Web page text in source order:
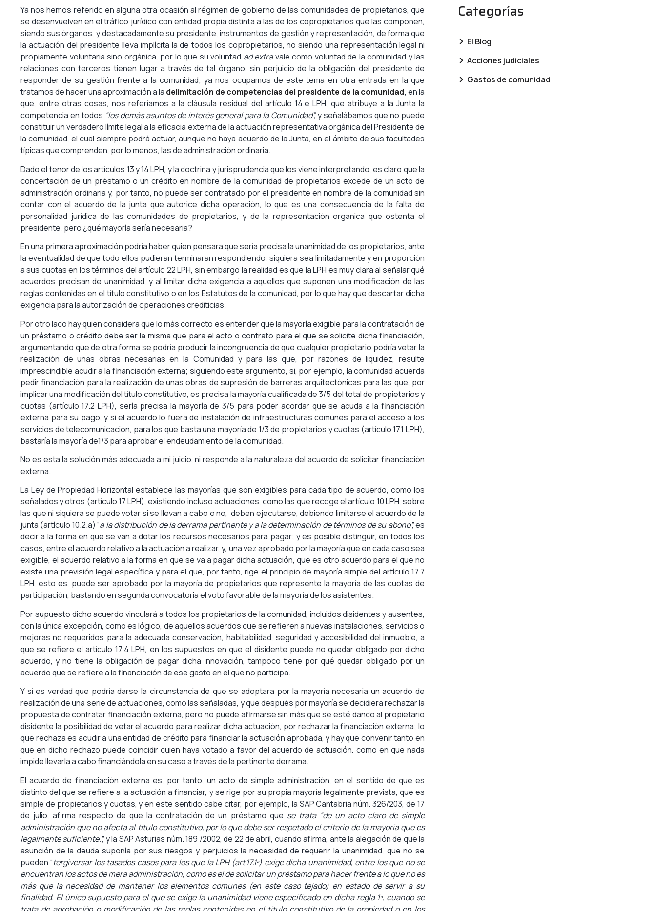
Ya nos hemos referido en alguna otra ocasión al régimen de gobierno de las comunidades de propietarios, que
se desenvuelven en el tráfico jurídico con entidad propia distinta a las de los copropietarios que las componen,
siendo sus órganos, y destacadamente su presidente, instrumentos de gestión y representación, de forma que
la actuación del presidente lleva implícita la de todos los copropietarios, no siendo una representación legal ni
propiamente voluntaria sino orgánica, por lo que su voluntad ad extravale como voluntad de la comunidad y las
relaciones con terceros tienen lugar a través de tal órgano, sin perjuicio de la obligación del presidente de
responder de su gestión frente a la comunidad; ya nos ocupamos de este tema en otra entrada en la que
tratamos de hacer una aproximación a la delimitación de competencias del presidente de la comunidad, en la
que, entre otras cosas, nos referíamos a la cláusula residual del artículo 14.e LPH, que atribuye a la Junta la
competencia en todos “los demás asuntos de interés general para la Comunidad”,y señalábamos que no puede
constituir un verdadero límite legal a la eficacia externa de la actuación representativa orgánica del Presidente de
la comunidad, el cual siempre podrá actuar, aunque no haya acuerdo de la Junta, en el ámbito de sus facultades
típicas que comprenden, por lo menos, las de administración ordinaria.
Dado el tenor de los artículos 13 y 14 LPH, y la doctrina y jurisprudencia que los viene interpretando, es claro que la
concertación de un préstamo o un crédito en nombre de la comunidad de propietarios excede de un acto de
administración ordinaria y, por tanto, no puede ser contratado por el presidente en nombre de la comunidad sin
contar con el acuerdo de la junta que autorice dicha operación, lo que es una consecuencia de la falta de
personalidad jurídica de las comunidades de propietarios, y de la representación orgánica que ostenta el
presidente, pero ¿qué mayoría sería necesaria?
En una primera aproximación podría haber quien pensara que sería precisa la unanimidad de los propietarios, ante
la eventualidad de que todo ellos pudieran terminaran respondiendo, siquiera sea limitadamente y en proporción
a sus cuotas en los términos del artículo 22 LPH, sin embargo la realidad es que la LPH es muy clara al señalar qué
acuerdos precisan de unanimidad, y al limitar dicha exigencia a aquellos que suponen una modificación de las
reglas contenidas en el título constitutivo o en los Estatutos de la comunidad, por lo que hay que descartar dicha
exigencia para la autorización de operaciones crediticias.
Por otro lado hay quien considera que lo más correcto es entender que la mayoría exigible para la contratación de
un préstamo o crédito debe ser la misma que para el acto o contrato para el que se solicite dicha financiación,
argumentando que de otra forma se podría producir la incongruencia de que cualquier propietario podría vetar la
realización de unas obras necesarias en la Comunidad y para las que, por razones de liquidez, resulte
imprescindible acudir a la financiación externa; siguiendo este argumento, si, por ejemplo, la comunidad acuerda
pedir financiación para la realización de unas obras de supresión de barreras arquitectónicas para las que, por
implicar una modificación del título constitutivo, es precisa la mayoría cualificada de 3/5 del total de propietarios y
cuotas (artículo 17.2 LPH), sería precisa la mayoría de 3/5 para poder acordar que se acuda a la financiación
externa para su pago, y si el acuerdo lo fuera de instalación de infraestructuras comunes para el acceso a los
servicios de telecomunicación, para los que basta una mayoría de 1/3 de propietarios y cuotas (artículo 17.1 LPH),
bastaría la mayoría de1/3 para aprobar el endeudamiento de la comunidad.
No es esta la solución más adecuada a mi juicio, ni responde a la naturaleza del acuerdo de solicitar financiación
externa.
La Ley de Propiedad Horizontal establece las mayorías que son exigibles para cada tipo de acuerdo, como los
señalados y otros (artículo 17 LPH), existiendo incluso actuaciones, como las que recoge el artículo 10 LPH, sobre
las que ni siquiera se puede votar si se llevan a cabo o no, deben ejecutarse, debiendo limitarse el acuerdo de la
junta (artículo 10.2.a) “a la distribución de la derrama pertinente y a la determinación de términos de su abono”,es
decir a la forma en que se van a dotar los recursos necesarios para pagar; y es posible distinguir, en todos los
casos, entre el acuerdo relativo a la actuación a realizar, y, una vez aprobado por la mayoría que en cada caso sea
exigible, el acuerdo relativo a la forma en que se va a pagar dicha actuación, que es otro acuerdo para el que no
existe una previsión legal específica y para el que, por tanto, rige el principio de mayoría simple del artículo 17.7
LPH, esto es, puede ser aprobado por la mayoría de propietarios que represente la mayoría de las cuotas de
participación, bastando en segunda convocatoria el voto favorable de la mayoría de los asistentes.
Por supuesto dicho acuerdo vinculará a todos los propietarios de la comunidad, incluidos disidentes y ausentes,
con la única excepción, como es lógico, de aquellos acuerdos que se refieren a nuevas instalaciones, servicios o
mejoras no requeridos para la adecuada conservación, habitabilidad, seguridad y accesibilidad del inmueble, a
que se refiere el artículo 17.4 LPH, en los supuestos en que el disidente puede no quedar obligado por dicho
acuerdo, y no tiene la obligación de pagar dicha innovación, tampoco tiene por qué quedar obligado por un
acuerdo que se refiere a la financiación de ese gasto en el que no participa.
Y sí es verdad que podría darse la circunstancia de que se adoptara por la mayoría necesaria un acuerdo de
realización de una serie de actuaciones, como las señaladas, y que después por mayoría se decidiera rechazar la
propuesta de contratar financiación externa, pero no puede afirmarse sin más que se esté dando al propietario
disidente la posibilidad de vetar el acuerdo para realizar dicha actuación, por rechazar la financiación externa; lo
que rechaza es acudir a una entidad de crédito para financiar la actuación aprobada, y hay que convenir tanto en
que en dicho rechazo puede coincidir quien haya votado a favor del acuerdo de actuación, como en que nada
impide llevarla a cabo financiándola en su caso a través de la pertinente derrama.
El acuerdo de financiación externa es, por tanto, un acto de simple administración, en el sentido de que es
distinto del que se refiere a la actuación a financiar, y se rige por su propia mayoría legalmente prevista, que es
simple de propietarios y cuotas, y en este sentido cabe citar, por ejemplo, la SAP Cantabria núm. 326/203, de 17
de julio, afirma respecto de que la contratación de un préstamo que se trata “de un acto claro de simple
administración que no afecta al título constitutivo, por lo que debe ser respetado el criterio de la mayoría que es
legalmente suficiente.”,y la SAP Asturias núm. 189 /2002, de 22 de abril, cuando afirma, ante la alegación de que la
asunción de la deuda suponía por sus riesgos y perjuicios la necesidad de requerir la unanimidad, que no se
pueden “tergiversar los tasados casos para los que la LPH (art.17.1ª) exige dicha unanimidad, entre los que no se
encuentran los actos de mera administración, como es el de solicitar un préstamo para hacer frente a lo que no es
más que la necesidad de mantener los elementos comunes (en este caso tejado) en estado de servir a su
finalidad. El único supuesto para el que se exige la unanimidad viene especificado en dicha regla 1ª, cuando se
trata de aprobación o modificación de las reglas contenidas en el título constitutivo de la propiedad o en los
Categorías
El Blog
Acciones judiciales
Gastos de comunidad